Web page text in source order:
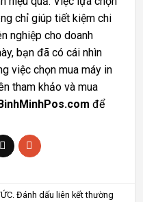
chỉ giúp tiết kiệm chi
nghiệp cho doanh
bạn đã có cái nhìn
việc chọn mua máy in
tham khảo và mua
để
. Đánh dấu liên kết thường